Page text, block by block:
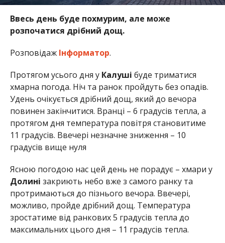
Ввесь день буде похмурим, але може
розпочатися дрібний дощ.
Розповідаж Інформатор.
Протягом усього дня у Калуші буде триматися
хмарна погода. Ніч та ранок пройдуть без опадів.
Удень очікується дрібний дощ, який до вечора
повинен закінчитися. Вранці – 6 градусів тепла, а
протягом дня температура повітря становитиме
11 градусів. Ввечері незначне зниження – 10
градусів вище нуля
Ясною погодою нас цей день не порадує – хмари у
Долині закриють небо вже з самого ранку та
протримаються до пізнього вечора. Ввечері,
можливо, пройде дрібний дощ. Температура
зростатиме від ранкових 5 градусів тепла до
максимальних цього дня – 11 градусів тепла.